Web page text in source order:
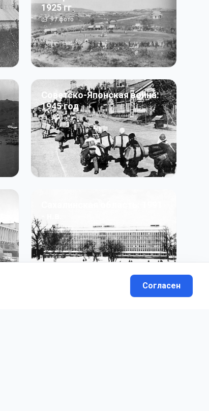
1925 гг
97фото
Советско-Японская война:
1945 год
50фото
13фото
Согласен